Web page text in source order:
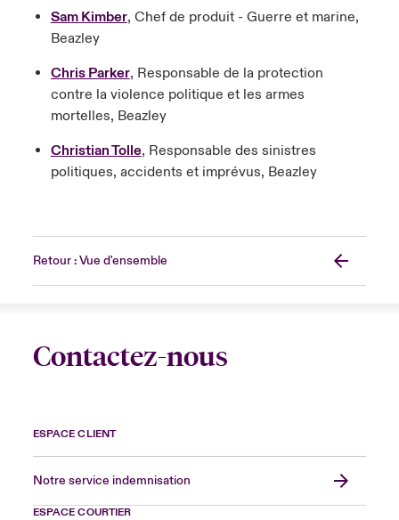
Sam Kimber, Chef de produit - Guerre et marine,
Beazley
Chris Parker, Responsable de la protection
contre la violence politique et les armes
mortelles, Beazley
Christian Tolle, Responsable des sinistres
politiques, accidents et imprévus, Beazley
Retour : Vue d'ensemble
Contactez-nous
ESPACE CLIENT
Notre service indemnisation
ESPACE COURTIER